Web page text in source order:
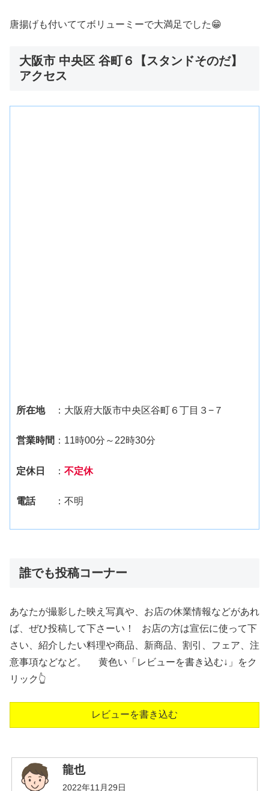
唐揚げも付いててボリューミーで大満足でした😁
大阪市 中央区 谷町６【スタンドそのだ】
アクセス
所在地：大阪府大阪市中央区谷町６丁目３−７
営業時間 ：11時00分～22時30分
定休日 ： 不定休
電話 ：不明
誰でも投稿コーナー
あなたが撮影した映え写真や、お店の休業情報などがあれ
ば、ぜひ投稿して下さーい！ お店の方は宣伝に使って下
さい、紹介したい料理や商品、新商品、割引、フェア、注
意事項などなど。 黄色い「レビューを書き込む↓」をク
リック👆
レビューを書き込む
龍也
2022年11月29日